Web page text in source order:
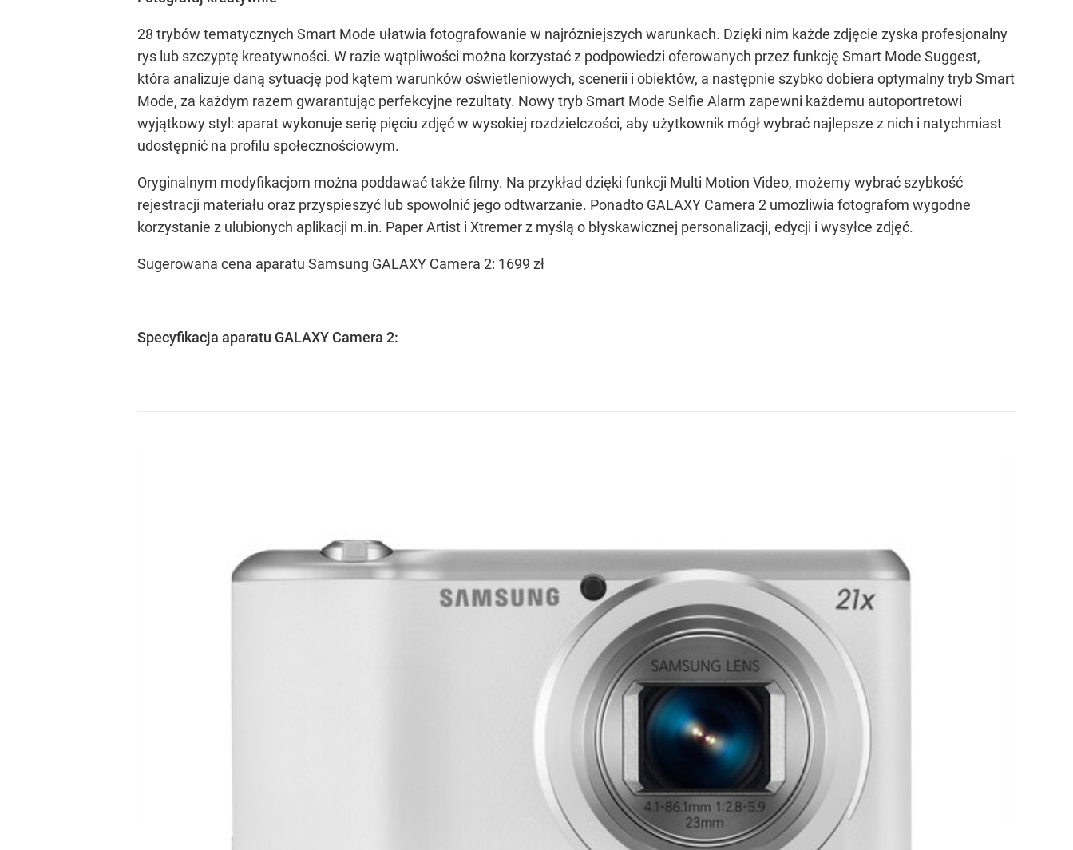
28 trybów tematycznych Smart Mode ułatwia fotografowanie w najróżniejszych warunkach. Dzięki nim każde zdjęcie zyska profesjonalny
rys lub szczyptę kreatywności. W razie wątpliwości można korzystać z podpowiedzi oferowanych przez funkcję Smart Mode Suggest,
która analizuje daną sytuację pod kątem warunków oświetleniowych, scenerii i obiektów, a następnie szybko dobiera optymalny tryb Smart
Mode, za każdym razem gwarantując perfekcyjne rezultaty. Nowy tryb Smart Mode Selfie Alarm zapewni każdemu autoportretowi
wyjątkowy styl: aparat wykonuje serię pięciu zdjęć w wysokiej rozdzielczości, aby użytkownik mógł wybrać najlepsze z nich i natychmiast
udostępnić na profilu społecznościowym.
Oryginalnym modyfikacjom można poddawać także filmy. Na przykład dzięki funkcji Multi Motion Video, możemy wybrać szybkość
rejestracji materiału oraz przyspieszyć lub spowolnić jego odtwarzanie. Ponadto GALAXY Camera 2 umożliwia fotografom wygodne
korzystanie z ulubionych aplikacji m.in. Paper Artist i Xtremer z myślą o błyskawicznej personalizacji, edycji i wysyłce zdjęć.
Sugerowana cena aparatu Samsung GALAXY Camera 2: 1699 zł
Specyfikacja aparatu GALAXY Camera 2: